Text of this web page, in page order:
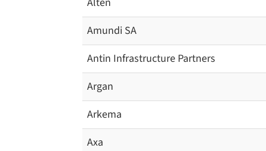
Amundi SA
Antin Infrastructure Partners
Argan
Arkema
Axa